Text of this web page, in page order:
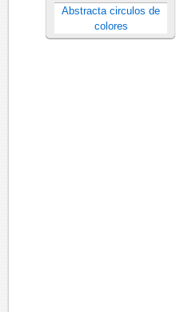
Abstracta circulos de
colores